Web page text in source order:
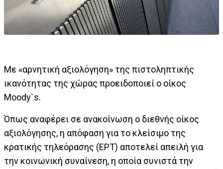
Με «αρνητική αξιολόγηση» της πιστοληπτικής
ικανότητας της χώρας προειδοποιεί ο οίκος
Μοοdy`s.
Όπως αναφέρει σε ανακοίνωση ο διεθνής οίκος
αξιολόγησης, η απόφαση για το κλείσιμο της
κρατικής τηλεόρασης (ΕΡΤ) αποτελεί απειλή για
την κοινωνική συναίνεση, η οποία συνιστά την